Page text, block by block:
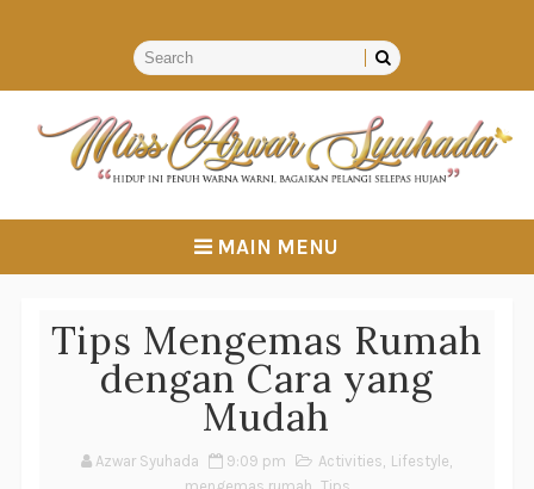
MAIN MENU
Tips Mengemas Rumah
dengan Cara yang
Mudah
Azwar Syuhada 9:09 pm Activities Lifestyle